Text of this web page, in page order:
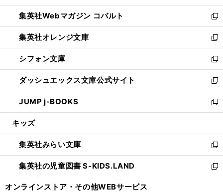
開
く
ウ
で
開
く
ン
ド
ウ
で
開
く
ウ
ィ
ン
ド
ウ
で
開
く
集英社Webマガジン コバルト
新
し
い
ウ
ィ
ン
ド
ウ
で
開
集英社オレンジ文庫
新
し
い
ウ
ィ
ン
ド
ウ
開
く
シフォン文庫
新
し
い
ウ
ィ
ン
ウ
で
開
く
ダッシュエックス文庫公式サイト
新
し
い
ウ
ン
ド
ウ
で
JUMP j-BOOKS
新
し
ウ
ィ
ン
ド
キッズ
集英社みらい文庫
新
し
い
集英社の児童図書 S-KIDS.LAND
新
オンラインストア・ その他WEBサービス